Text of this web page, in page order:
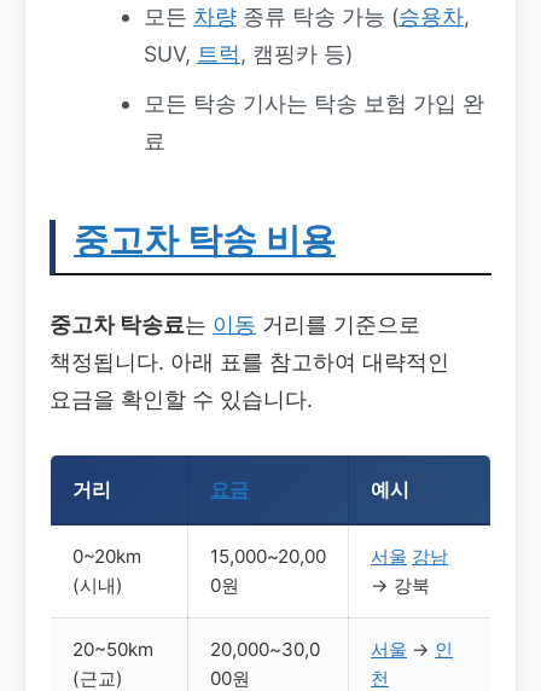
모든 차량종류 탁송 가능 (승용차,
SUV, 트럭, 캠핑카 등)
모든 탁송 기사는 탁송 보험 가입 완
료
중고차 탁송 비용
중고차 탁송료는 이동 거리를 기준으로
책정됩니다. 아래 표를 참고하여 대략적인
요금을 확인할 수 있습니다.
거리 요금 예시
0~20km
(시내)
15,000~20,00
0원
서울 강남
→ 강북
20~50km
(근교)
20,000~30,0
00원
서울 → 인
천